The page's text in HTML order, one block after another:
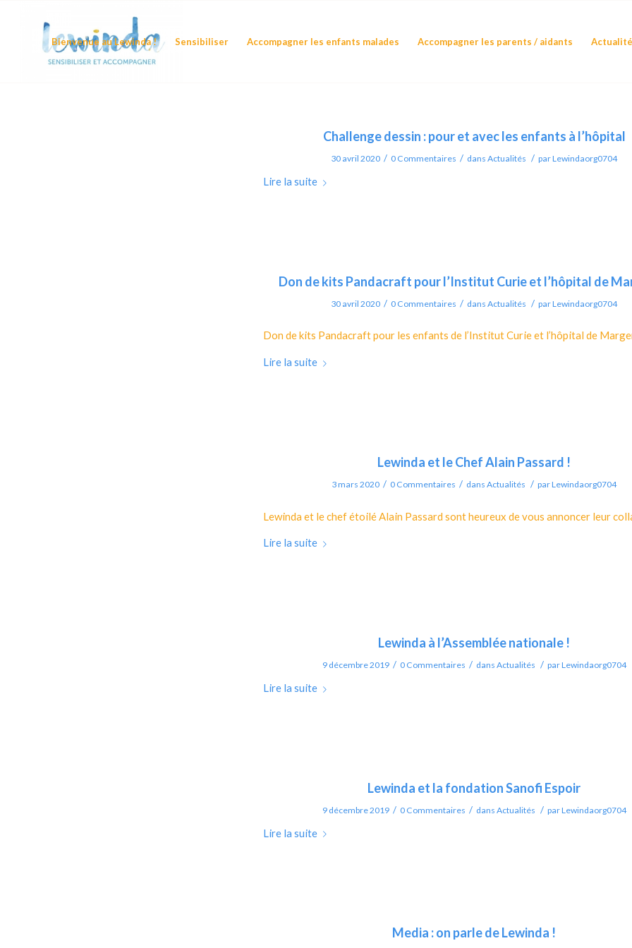
Bienvenue au Lewinda ! Sensibiliser Accompagner les enfants malades Accompagner les parents / aidants
Challenge dessin : pour et avec les enfants à l’hôpital
30 avril 2020 / 0 Commentaires / dans Actualités / parLewindaorg0704
Lire la suite
Don de kits Pandacraft pour l’Institut Curie et l’hôpital de
30 avril 2020 / 0 Commentaires / dans Actualités / parLewindaorg0704
Don de kits Pandacraft pour les enfants de l’Institut Curie et l’hôpital de
Lire la suite
Lewinda et le Chef Alain Passard !
3 mars 2020 / 0 Commentaires / dans Actualités / parLewindaorg0704
Lewinda et le chef étoilé Alain Passard sont heureux de vous annoncer leur
Lire la suite
Lewinda à l’Assemblée nationale !
9 décembre 2019 / 0 Commentaires / dans Actualités / parLewindaorg0704
Lire la suite
Lewinda et la fondation Sanofi Espoir
9 décembre 2019 / 0 Commentaires / dans Actualités / parLewindaorg0704
Lire la suite
Media : on parle de Lewinda !